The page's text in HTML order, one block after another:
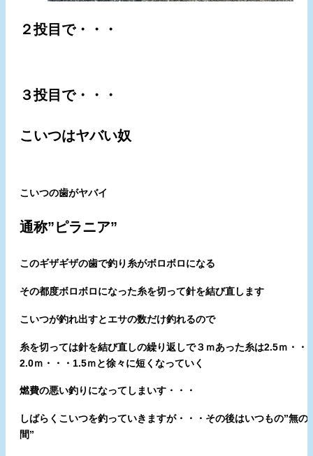
２投目で・・・
３投目で・・・
こいつはヤバい奴
こいつの歯がヤバイ
通称”ピラニア”
このギザギザの歯で釣り糸がボロボロになる
その都度ボロボロになった糸を切って針を結び直します
こいつが釣れ出すとエサの数だけ釣れるので
糸を切っては針を結び直しの繰り返しで３ｍあった糸は2.5ｍ・・
2.0ｍ・・・1.5ｍと徐々に短くなっていく
燃費の悪い釣りになってしまいす・・・
しばらくこいつを釣っていきますが・・・その後はいつもの”無の
間”